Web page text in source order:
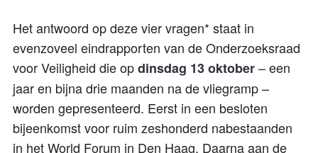
Het antwoord op deze vier vragen* staat in
evenzoveel eindrapporten van de Onderzoeksraad
voor Veiligheid die opdinsdag 13 oktober– een
jaar en bijna drie maanden na de vliegramp –
worden gepresenteerd. Eerst in een besloten
bijeenkomst voor ruim zeshonderd nabestaanden
in het World Forum in Den Haag. Daarna aan de